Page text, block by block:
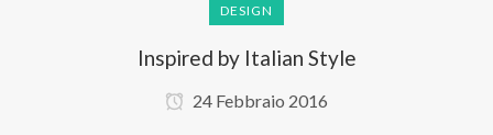
DESIGN
Inspired by Italian Style
24 Febbraio 2016